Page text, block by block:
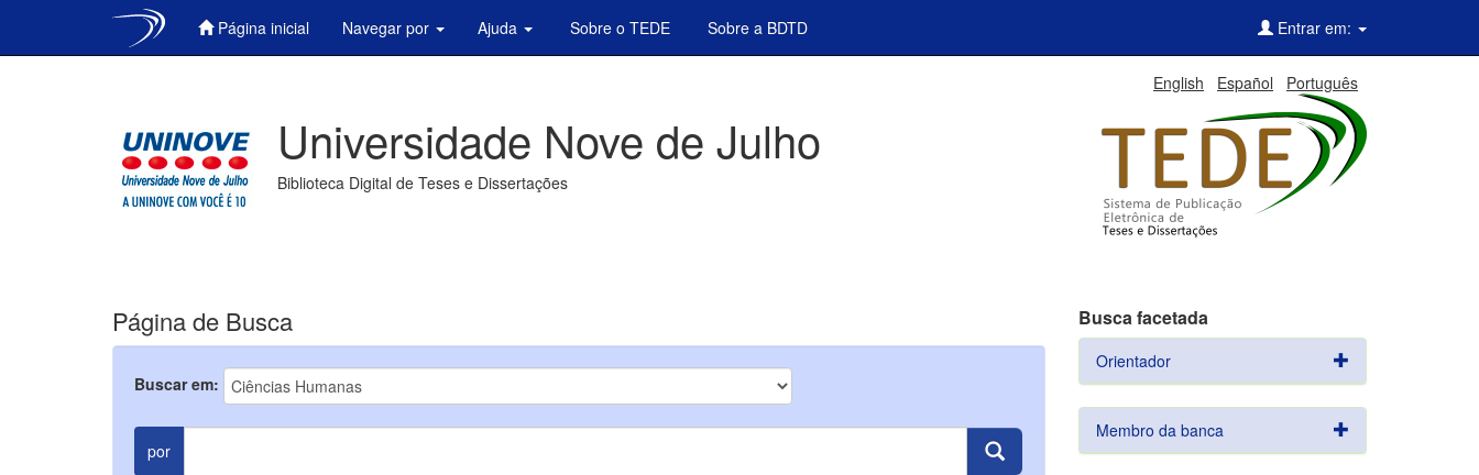
Página inicial Navegar por Ajuda Sobre o TEDE Sobre a BDTD Entrar em:
English Español Português
Universidade Nove de Julho
Biblioteca Digital de Teses e Dissertações
Página de Busca
Buscar em:
por
Busca facetada
Orientador
Membro da banca